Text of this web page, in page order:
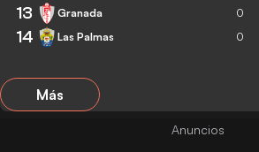
13 Granada 0
14 Las Palmas 0
Más